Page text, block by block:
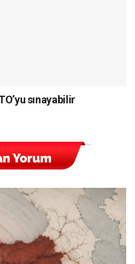
sınayabilir